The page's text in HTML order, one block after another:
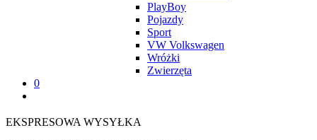
PlayBoy
Pojazdy
Sport
VW Volkswagen
Wróżki
Zwierzęta
0
EKSPRESOWA WYSYŁKA